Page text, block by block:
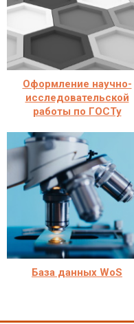
Оформление научно-
исследовательской
работы по ГОСТу
База данных WoS